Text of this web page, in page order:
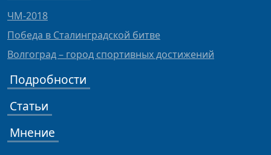
ЧМ-2018
Победа в Сталинградской битве
Волгоград – город спортивных достижений
Подробности
Статьи
Мнение